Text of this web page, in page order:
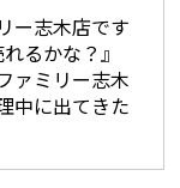
ー志木店です
るかな？』
ァミリー志木
中に出てきた